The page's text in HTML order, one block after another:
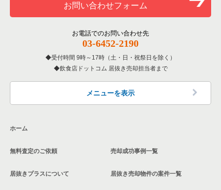
洋食の居抜き売却物件の案件一覧
その他の居抜き売却物件の案件一覧
北区の飲食店の居抜き売却物件の案件一覧
江戸川区の飲食店の居抜き売却物件の案件一覧
墨田区の飲食店の居抜き売却物件の案件一覧
品川区の飲食店の居抜き売却物件の案件一覧
中野区の飲食店の居抜き売却物件の案件一覧
東京23区の居酒屋・ダイニングバーの居抜き売却物件の案件一
東京23区の専門料理の居抜き売却物件の案件一覧
東京23区の和食の居抜き売却物件の案件一覧
東京23区の洋食の居抜き売却物件の案件一覧
世田谷区の居酒屋・ダイニングバーの居抜き売却物件の案件一
世田谷区の和食の居抜き売却物件の案件一覧
世田谷区の洋食の居抜き売却物件の案件一覧
世田谷区のその他の居抜き売却物件の案件一覧
お問い合わせフォーム
お電話でのお問い合わせ先
03-6452-2190
受付時間 9時～17時（土・日・祝祭日を除く）
飲食店ドットコム 居抜き売却担当者まで
メニューを表示
ホーム
無料査定のご依頼
居抜きプラスについて
売却成功事例一覧
居抜き売却物件の案件一覧